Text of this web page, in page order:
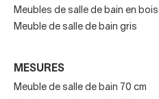
Meubles industriels
Personnalisez
Meubles de salle de bain en
Meuble de salle de bain gris
MESURES
Meuble de salle de bain 70 cm